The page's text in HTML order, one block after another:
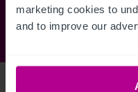
marketing cookies to
and to improve our